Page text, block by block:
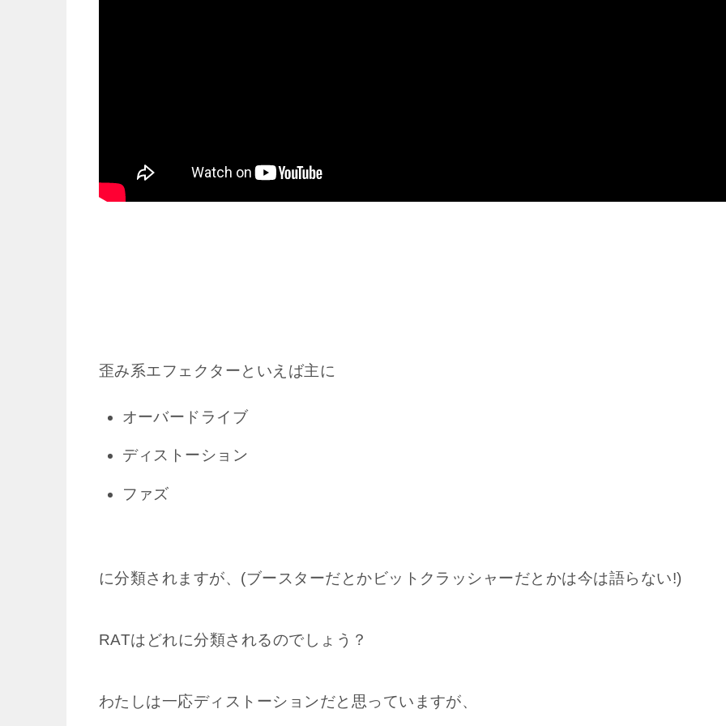
歪み系エフェクターといえば主に
オーバードライブ
ディストーション
ファズ
に分類されますが、(ブースターだとかビットクラッシャーだとかは今は語らない!)
RATはどれに分類されるのでしょう？
わたしは一応ディストーションだと思っていますが、